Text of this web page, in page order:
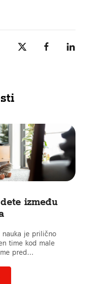
između
nauka je prilično
time kod male
pred…